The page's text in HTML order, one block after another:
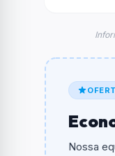
O
Qual é
O valor
Nossa